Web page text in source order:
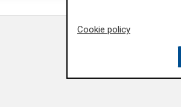
Cookie policy